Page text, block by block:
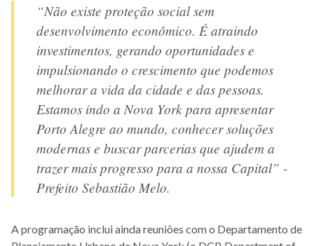
“Não existe proteção social sem
desenvolvimento econômico. É atraindo
investimentos, gerando oportunidades e
impulsionando o crescimento que podemos
melhorar a vida da cidade e das pessoas.
Estamos indo a Nova York para apresentar
Porto Alegre ao mundo, conhecer soluções
modernas e buscar parcerias que ajudem a
trazer mais progresso para a nossa Capital” -
Prefeito Sebastião Melo.
A programação inclui ainda reuniões com o Departamento de